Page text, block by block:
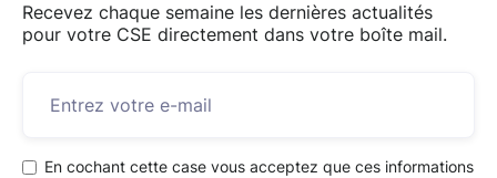
Recevez chaque semaine les dernières actualités
pour votre CSE directement dans votre boîte mail.
En cochant cette case vous acceptez que ces informations